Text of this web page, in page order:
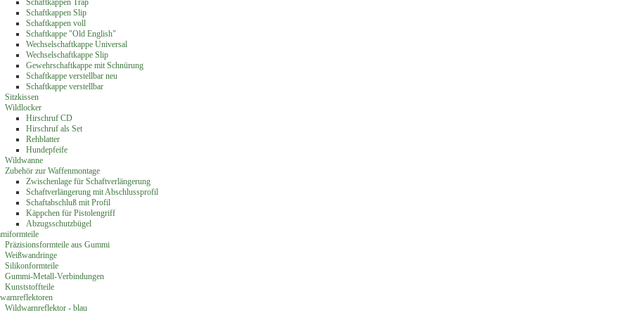
Schaftkappen Trap
Schaftkappen Slip
Schaftkappen voll
Schaftkappe "Old English"
Wechselschaftkappe Universal
Wechselschaftkappe Slip
Gewehrschaftkappe mit Schnürung
Schaftkappe verstellbar neu
Schaftkappe verstellbar
Sitzkissen
Wildlocker
Hirschruf CD
Hirschruf als Set
Rehblatter
Hundepfeife
Wildwanne
Zubehör zur Waffenmontage
Zwischenlage für Schaftverlängerung
Schaftverlängerung mit Abschlussprofil
Schaftabschluß mit Profil
Käppchen für Pistolengriff
Abzugsschutzbügel
Präzisionsformteile aus Gummi
Weißwandringe
Silikonformteile
Gummi-Metall-Verbindungen
Kunststoffteile
Wildwarnreflektor - blau